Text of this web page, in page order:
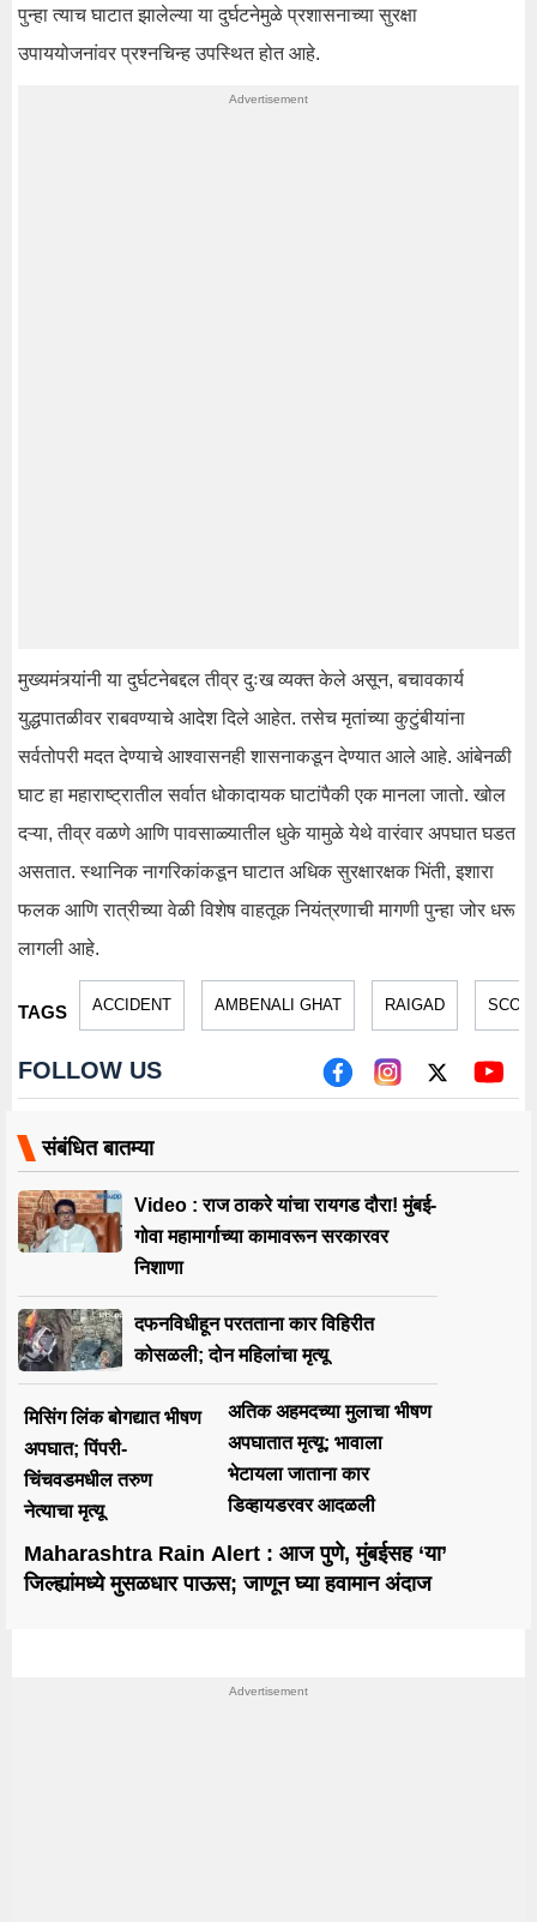
पुन्हा त्याच घाटात झालेल्या या दुर्घटनेमुळे प्रशासनाच्या सुरक्षा
उपाययोजनांवर प्रश्नचिन्ह उपस्थित होत आहे.
मुख्यमंत्र्यांनी या दुर्घटनेबद्दल तीव्र दुःख व्यक्त केले असून, बचावकार्य
युद्धपातळीवर राबवण्याचे आदेश दिले आहेत. तसेच मृतांच्या कुटुंबीयांना
सर्वतोपरी मदत देण्याचे आश्वासनही शासनाकडून देण्यात आले आहे. आंबेनळी
घाट हा महाराष्ट्रातील सर्वात धोकादायक घाटांपैकी एक मानला जातो. खोल
दऱ्या, तीव्र वळणे आणि पावसाळ्यातील धुके यामुळे येथे वारंवार अपघात घडत
असतात. स्थानिक नागरिकांकडून घाटात अधिक सुरक्षारक्षक भिंती, इशारा
फलक आणि रात्रीच्या वेळी विशेष वाहतूक नियंत्रणाची मागणी पुन्हा जोर धरू
लागली आहे.
TAGS ACCIDENT AMBENALI GHAT RAIGAD
FOLLOW US
संबंधित बातम्या
Video : राज ठाकरे यांचा रायगड दौरा! मुंबई-
गोवा महामार्गाच्या कामावरून सरकारवर
निशाणा
दफनविधीहून परतताना कार विहिरीत
कोसळली; दोन महिलांचा मृत्यू
मिसिंग लिंक बोगद्यात भीषण
अपघात; पिंपरी-
चिंचवडमधील तरुण
नेत्याचा मृत्यू
अतिक अहमदच्या मुलाचा भीषण
अपघातात मृत्यू; भावाला
भेटायला जाताना कार
डिव्हायडरवर आदळली
Maharashtra Rain Alert : आज पुणे, मुंबईसह ‘या’
जिल्ह्यांमध्ये मुसळधार पाऊस; जाणून घ्या हवामान अंदाज